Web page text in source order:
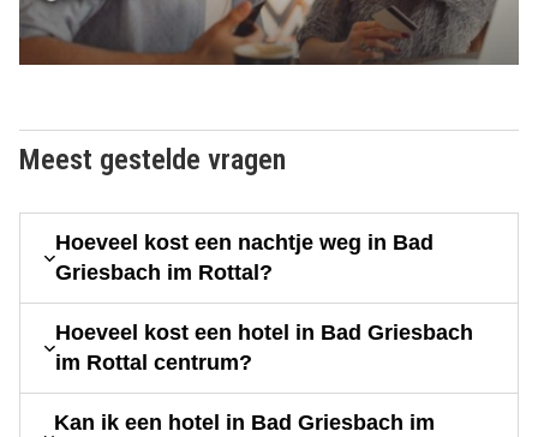
Meest gestelde vragen
Hoeveel kost een nachtje weg in Bad
Griesbach im Rottal?
Hoeveel kost een hotel in Bad Griesbach
im Rottal centrum?
Kan ik een hotel in Bad Griesbach im